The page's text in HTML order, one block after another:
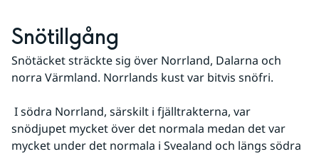
Snötillgång
Snötäcket sträckte sig över Norrland, Dalarna och
norra Värmland. Norrlands kust var bitvis snöfri.
snödjupet mycket över det normala medan det var
mycket under det normala i Svealand och längs södra